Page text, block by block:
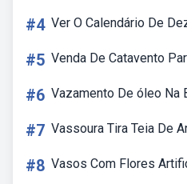
#4 Ver O Calendário De
#5 Venda De Catavento
#6 Vazamento De óleo Na
#7 Vassoura Tira Teia De
#8 Vasos Com Flores